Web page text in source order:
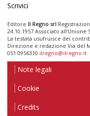
Scrivici
Editore Il Regno srl
24.10.1957 Associato
La testata usufruisce dei
Direzione e redazione Via del
051 0956310 ilregno@ilregno.it
Note legali
Cookie
Credits